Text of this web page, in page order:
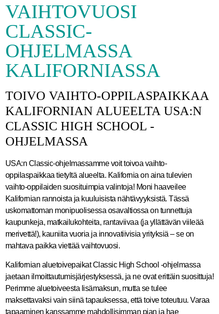
VAIHTOVUOSI
CLASSIC-
OHJELMASSA
KALIFORNIASSA
TOIVO VAIHTO-OPPILASPAIKKAA
KALIFORNIAN ALUEELTA USA:N
CLASSIC HIGH SCHOOL -
OHJELMASSA
USA:n Classic-ohjelmassamme voit toivoa vaihto-
oppilaspaikkaa tietyltä alueelta. Kalifornia on aina tulevien
vaihto-oppilaiden suosituimpia valintoja! Moni haaveilee
Kalifornian rannoista ja kuuluisista nähtävyyksistä. Tässä
uskomattoman monipuolisessa osavaltiossa on tunnettuja
kaupunkeja, matkailukohteita, rantaviivaa (ja yllättävän viileää
merivettä!), kauniita vuoria ja innovatiivisia yrityksiä – se on
mahtava paikka viettää vaihtovuosi.
Kalifornian aluetoivepaikat Classic High School -ohjelmassa
jaetaan ilmoittautumisjärjestyksessä, ja ne ovat erittäin suosittuja!
Perimme aluetoiveesta lisämaksun, mutta se tulee
maksettavaksi vain siinä tapauksessa, että toive toteutuu. Varaa
tapaaminen kanssamme mahdollisimman pian ja hae